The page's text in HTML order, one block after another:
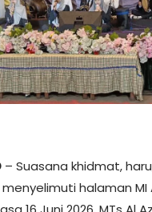
– Suasana khidmat,
halaman MI